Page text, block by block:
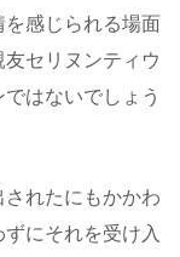
を感じられる場面
セリヌンティウ
はないでしょう
れたにもかかわ
にそれを受け入